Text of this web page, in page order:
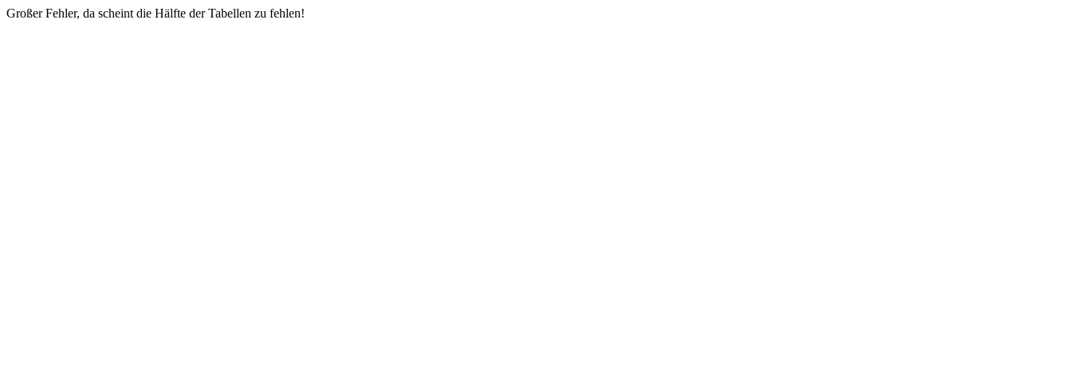
Großer Fehler, da scheint die Hälfte der Tabellen zu fehlen!